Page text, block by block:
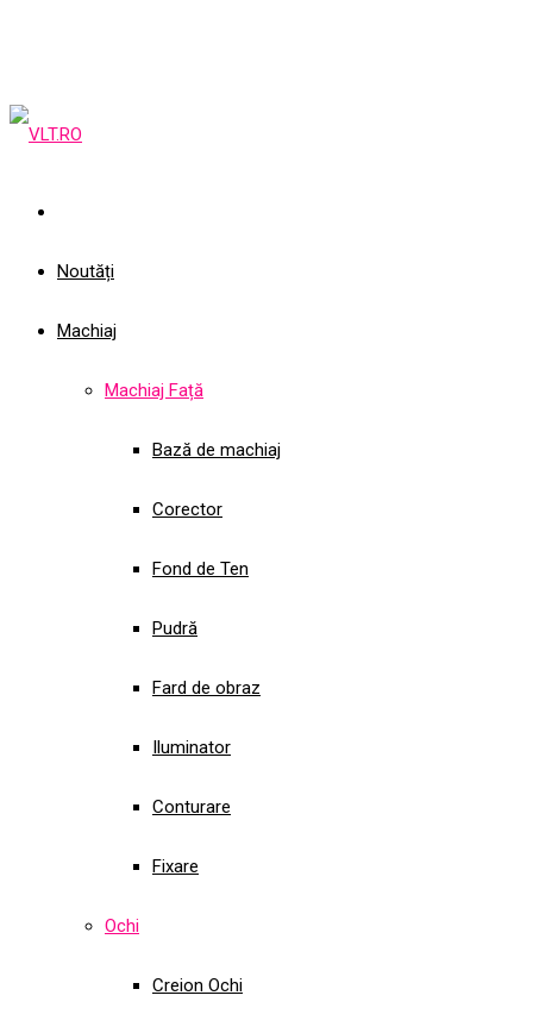
Noutăți
Machiaj
Machiaj Față
Bază de machiaj
Corector
Fond de Ten
Pudră
Fard de obraz
Iluminator
Conturare
Fixare
Ochi
Creion Ochi